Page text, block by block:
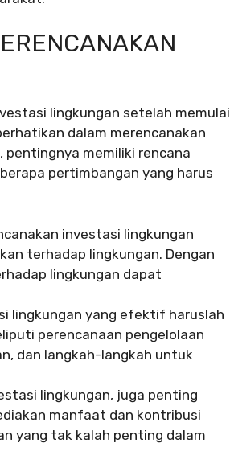
lingkungan setelah memulai
dalam merencanakan
pentingnya memiliki rencana
pertimbangan yang harus
investasi lingkungan
terhadap lingkungan. Dengan
lingkungan dapat
lingkungan yang efektif haruslah
perencanaan pengelolaan
dan langkah-langkah untuk
lingkungan, juga penting
manfaat dan kontribusi
yang tak kalah penting dalam